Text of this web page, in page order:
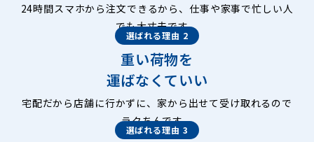
24時間スマホから注文できるから、仕事や家事で忙しい人
でも大丈夫です。
選ばれる理由 2
重い荷物を
運ばなくていい
宅配だから店舗に行かずに、家から出せて受け取れるので
ラクちんです。
選ばれる理由 3